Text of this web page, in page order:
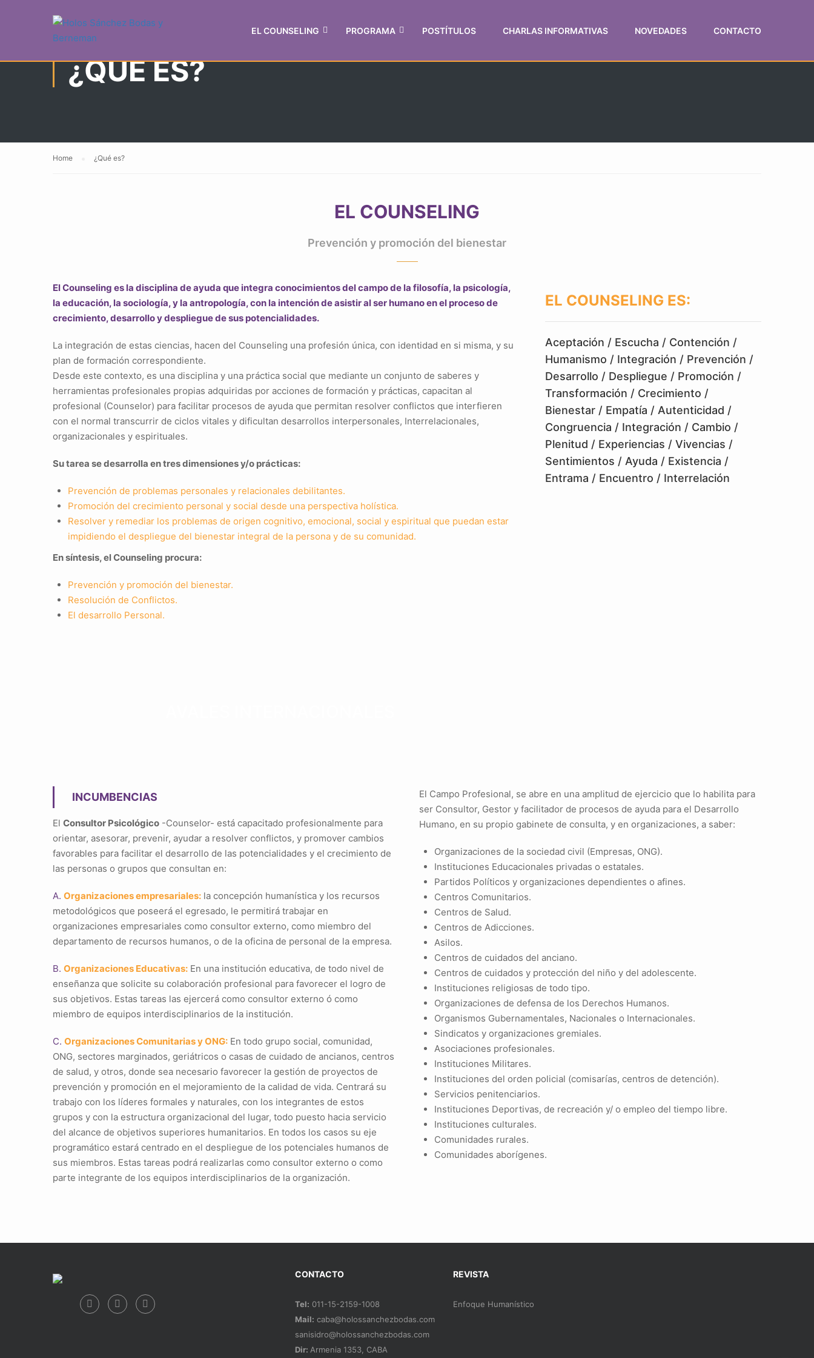
EL COUNSELING PROGRAMA POSTÍTULOS CHARLAS INFORMATIVAS NOVEDADES CONTACTO
¿QUÉ ES?
Home ¿Qué es?
EL COUNSELING
Prevención y promoción del bienestar
El Counseling es la disciplina de ayuda que integra conocimientos del campo de la filosofía, la psicología,
la educación, la sociología, y la antropología, con la intención de asistir al ser humano en el proceso de
crecimiento, desarrollo y despliegue de sus potencialidades.
La integración de estas ciencias, hacen del Counseling una profesión única, con identidad en si misma, y su
plan de formación correspondiente.
Desde este contexto, es una disciplina y una práctica social que mediante un conjunto de saberes y
herramientas profesionales propias adquiridas por acciones de formación y prácticas, capacitan al
profesional (Counselor) para facilitar procesos de ayuda que permitan resolver conflictos que interfieren
con el normal transcurrir de ciclos vitales y dificultan desarrollos interpersonales, Interrelacionales,
organizacionales y espirituales.
Su tarea se desarrolla en tres dimensiones y/o prácticas:
Prevención de problemas personales y relacionales debilitantes.
Promoción del crecimiento personal y social desde una perspectiva holística.
Resolver y remediar los problemas de origen cognitivo, emocional, social y espiritual que puedan estar
impidiendo el despliegue del bienestar integral de la persona y de su comunidad.
En síntesis, el Counseling procura:
Prevención y promoción del bienestar.
Resolución de Conflictos.
El desarrollo Personal.
EL COUNSELING ES:
Aceptación / Escucha / Contención /
Humanismo / Integración / Prevención /
Desarrollo / Despliegue / Promoción /
Transformación / Crecimiento /
Bienestar / Empatía / Autenticidad /
Congruencia / Integración / Cambio /
Plenitud / Experiencias / Vivencias /
Sentimientos / Ayuda / Existencia /
Entrama / Encuentro / Interrelación
INCUMBENCIAS
El Consultor Psicológico -Counselor- está capacitado profesionalmente para
orientar, asesorar, prevenir, ayudar a resolver conflictos, y promover cambios
favorables para facilitar el desarrollo de las potencialidades y el crecimiento de
las personas o grupos que consultan en:
A. Organizaciones empresariales: la concepción humanística y los recursos
metodológicos que poseerá el egresado, le permitirá trabajar en
organizaciones empresariales como consultor externo, como miembro del
departamento de recursos humanos, o de la oficina de personal de la empresa.
B. Organizaciones Educativas: En una institución educativa, de todo nivel de
enseñanza que solicite su colaboración profesional para favorecer el logro de
sus objetivos. Estas tareas las ejercerá como consultor externo ó como
miembro de equipos interdisciplinarios de la institución.
C. Organizaciones Comunitarias y ONG: En todo grupo social, comunidad,
ONG, sectores marginados, geriátricos o casas de cuidado de ancianos, centros
de salud, y otros, donde sea necesario favorecer la gestión de proyectos de
prevención y promoción en el mejoramiento de la calidad de vida. Centrará su
trabajo con los líderes formales y naturales, con los integrantes de estos
grupos y con la estructura organizacional del lugar, todo puesto hacia servicio
del alcance de objetivos superiores humanitarios. En todos los casos su eje
programático estará centrado en el despliegue de los potenciales humanos de
sus miembros. Estas tareas podrá realizarlas como consultor externo o como
parte integrante de los equipos interdisciplinarios de la organización.
El Campo Profesional, se abre en una amplitud de ejercicio que lo habilita para
ser Consultor, Gestor y facilitador de procesos de ayuda para el Desarrollo
Humano, en su propio gabinete de consulta, y en organizaciones, a saber:
Organizaciones de la sociedad civil (Empresas, ONG).
Instituciones Educacionales privadas o estatales.
Partidos Políticos y organizaciones dependientes o afines.
Centros Comunitarios.
Centros de Salud.
Centros de Adicciones.
Asilos.
Centros de cuidados del anciano.
Centros de cuidados y protección del niño y del adolescente.
Instituciones religiosas de todo tipo.
Organizaciones de defensa de los Derechos Humanos.
Organismos Gubernamentales, Nacionales o Internacionales.
Sindicatos y organizaciones gremiales.
Asociaciones profesionales.
Instituciones Militares.
Instituciones del orden policial (comisarías, centros de detención).
Servicios penitenciarios.
Instituciones Deportivas, de recreación y/ o empleo del tiempo libre.
Instituciones culturales.
Comunidades rurales.
Comunidades aborígenes.
CONTACTO
Tel: 011-15-2159-1008
Mail: caba@holossanchezbodas.com
sanisidro@holossanchezbodas.com
Dir: Armenia 1353, CABA
REVISTA
Enfoque Humanístico